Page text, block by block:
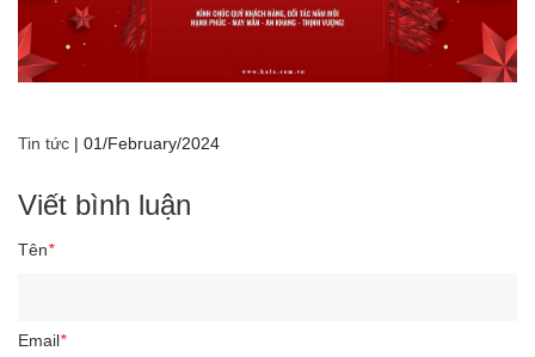
Tin tức | 01/February/2024
Viết bình luận
Tên*
Email*